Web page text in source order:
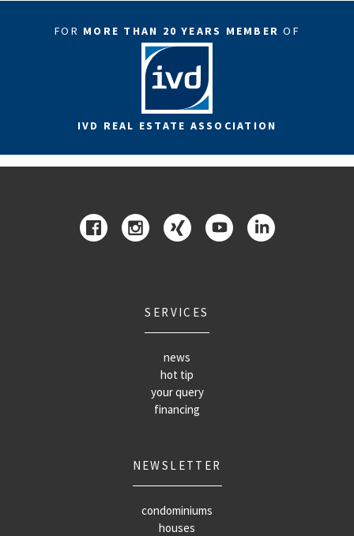
FOR MORE THAN 20 YEARS MEMBEROF
IVD REAL ESTATE ASSOCIATION
SERVICES
news
hot tip
your query
financing
NEWSLETTER
condominiums
houses